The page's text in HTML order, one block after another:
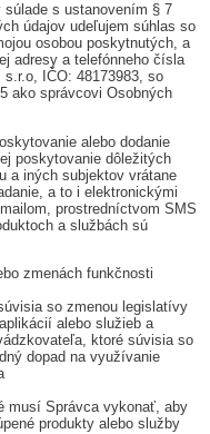
s ustanovením § 7
údajov udeľujem súhlas so
osobou poskytnutých, a
adresy a telefónneho čísla
s.r.o, IČO: 48173983, so
ako správcovi Osobných
alebo dodanie
poskytovanie dôležitých
a iných subjektov vrátane
a to i elektronickými
prostredníctvom SMS
a službách sú
zmenách funkčnosti
so zmenou legislatívy
alebo služieb a
ktoré súvisia so
dopad na využívanie
musí Správca vykonať, aby
produkty alebo služby